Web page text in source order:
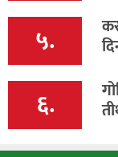
५.
६.